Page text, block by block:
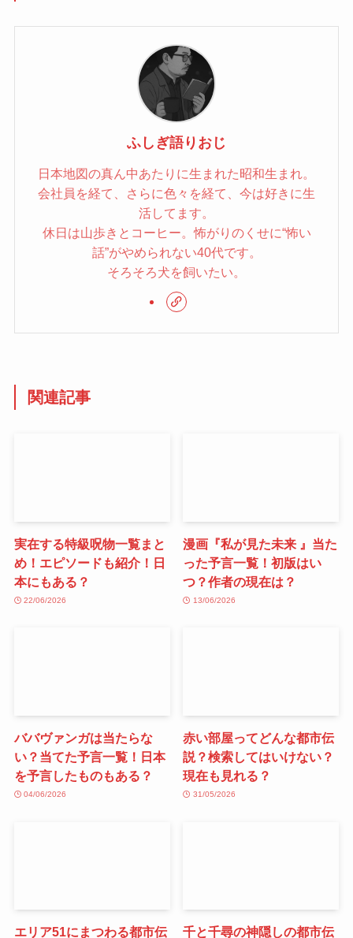
ふしぎ語りおじ
日本地図の真ん中あたりに生まれた昭和生まれ。
会社員を経て、さらに色々を経て、今は好きに生
活してます。
休日は山歩きとコーヒー。怖がりのくせに“怖い
話”がやめられない40代です。
そろそろ犬を飼いたい。
関連記事
実在する特級呪物一覧まと
め！エピソードも紹介！日
本にもある？
22/06/2026
漫画『私が見た未来 』当た
った予言一覧！初版はい
つ？作者の現在は？
13/06/2026
ババヴァンガは当たらな
い？当てた予言一覧！日本
を予言したものもある？
04/06/2026
赤い部屋ってどんな都市伝
説？検索してはいけない？
現在も見れる？
31/05/2026
エリア51にまつわる都市伝 千と千尋の神隠しの都市伝